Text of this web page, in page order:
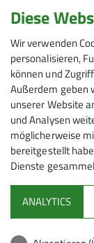
Rucksack-
Rucksack-
Mein Freund der
12.02.2023
Bei schönstem
mit Nord / Ost -
Diese
Wir verwenden
personalisieren,
können und
Außerdem geben
unserer Website
und Analysen
möglicherweise
bereitgestellt
Dienste
ANALYTICS